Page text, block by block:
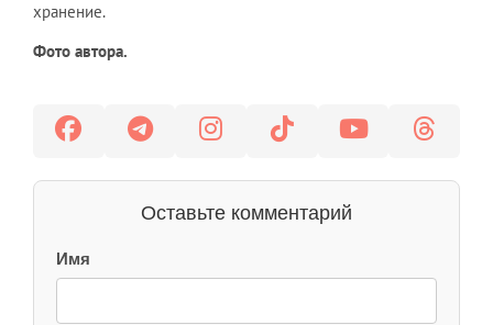
хранение.
Фото автора.
Оставьте комментарий
Имя